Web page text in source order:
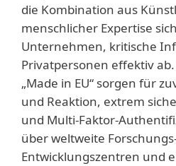
die Kombination aus
menschlicher Expertise
Unternehmen, kritische
Privatpersonen effektiv
„Made in EU“ sorgen für
und Reaktion, extrem
und Multi-Faktor-
über weltweite
Entwicklungszentren und